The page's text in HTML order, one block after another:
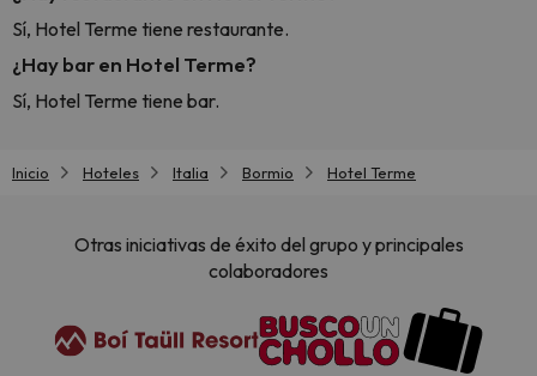
Sí, Hotel Terme tiene restaurante.
¿Hay bar en Hotel Terme?
Sí, Hotel Terme tiene bar.
Inicio Hoteles Italia Bormio Hotel Terme
Otras iniciativas de éxito del grupo y principales
colaboradores